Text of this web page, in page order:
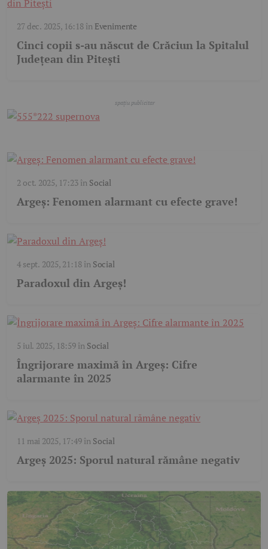
27 dec. 2025, 16:18în Evenimente
Cinci copii s-au născut de Crăciun la Spitalul
Județean din Pitești
2 oct. 2025, 17:23în Social
Argeș: Fenomen alarmant cu efecte grave!
4 sept. 2025, 21:18în Social
Paradoxul din Argeș!
5 iul. 2025, 18:59în Social
Îngrijorare maximă în Argeș: Cifre
alarmante în 2025
11 mai 2025, 17:49în Social
Argeș 2025: Sporul natural rămâne negativ